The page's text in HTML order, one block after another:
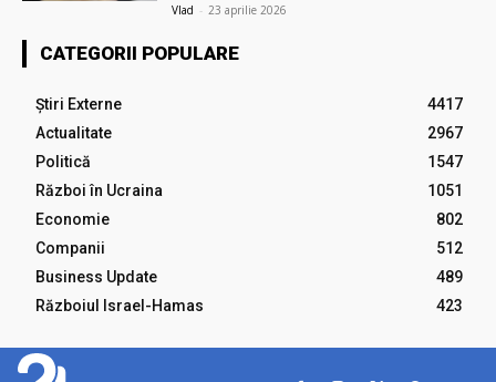
Vlad - 23 aprilie 2026
CATEGORII POPULARE
Știri Externe
4417
Actualitate
2967
Politică
1547
Război în Ucraina
1051
Economie
802
Companii
512
Business Update
489
Războiul Israel-Hamas
423